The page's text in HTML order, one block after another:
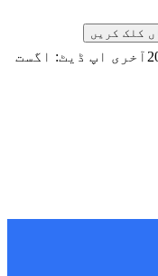
کلک کریں
آخری اپ ڈیٹ: اگست